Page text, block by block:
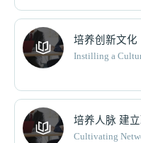
培养创新文化
Instilling a
培养人脉 建
Cultivating